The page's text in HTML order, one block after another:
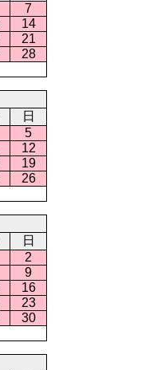
7
14
21
28
日
5
12
19
26
日
2
9
16
23
30